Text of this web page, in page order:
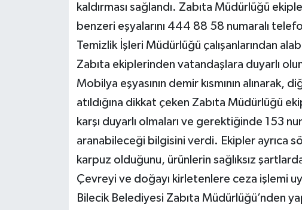
kaldırması sağlandı. Zabıta Müdürlüğü
benzeri eşyalarını 444 88 58 numaralı
Temizlik İşleri Müdürlüğü çalışanlarından
Zabıta ekiplerinden vatandaşlara duyarlı
Mobilya eşyasının demir kısmının alınarak,
atıldığına dikkat çeken Zabıta Müdürlüğü
karşı duyarlı olmaları ve gerektiğinde 153
aranabileceği bilgisini verdi. Ekipler ayrıca
karpuz olduğunu, ürünlerin sağlıksız
Çevreyi ve doğayı kirletenlere ceza işlemi
Bilecik Belediyesi Zabıta Müdürlüğü’nden